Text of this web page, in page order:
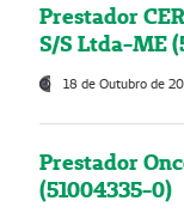
Prestador
S/S Ltda-ME
18 de Outubro de
Prestador
(51004335-0)